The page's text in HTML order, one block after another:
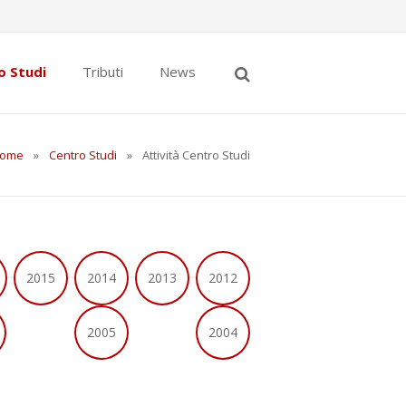
Studi Tributi News
» Centro Studi » Attività Centro Studi
2015 2014 2013 2012
2005 2004